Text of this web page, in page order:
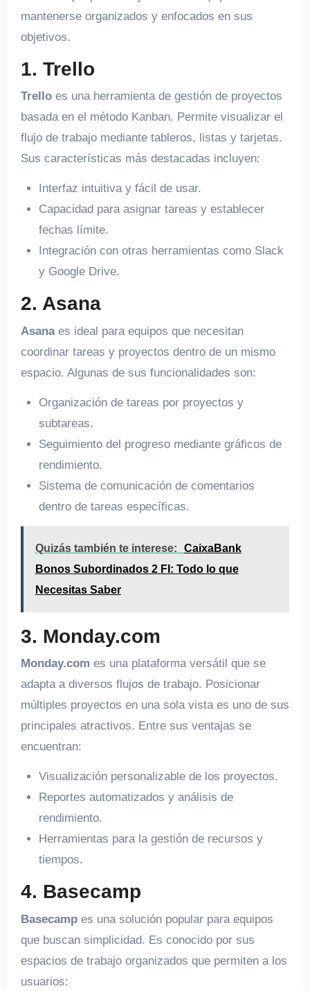
mantenerse organizados y enfocados en sus
objetivos.
1. Trello
Trelloes una herramienta de gestión de proyectos
basada en el método Kanban. Permite visualizar el
flujo de trabajo mediante tableros, listas y tarjetas.
Sus características más destacadas incluyen:
Interfaz intuitiva y fácil de usar.
Capacidad para asignar tareas y establecer
fechas límite.
Integración con otras herramientas como Slack
y Google Drive.
2. Asana
Asanaes ideal para equipos que necesitan
coordinar tareas y proyectos dentro de un mismo
espacio. Algunas de sus funcionalidades son:
Organización de tareas por proyectos y
subtareas.
Seguimiento del progreso mediante gráficos de
rendimiento.
Sistema de comunicación de comentarios
dentro de tareas específicas.
Quizás también te interese:
CaixaBank
Bonos Subordinados 2 FI: Todo lo que
Necesitas Saber
3. Monday.com
Monday.com es una plataforma versátil que se
adapta a diversos flujos de trabajo. Posicionar
múltiples proyectos en una sola vista es uno de sus
principales atractivos. Entre sus ventajas se
encuentran:
Visualización personalizable de los proyectos.
Reportes automatizados y análisis de
rendimiento.
Herramientas para la gestión de recursos y
tiempos.
4. Basecamp
Basecampes una solución popular para equipos
que buscan simplicidad. Es conocido por sus
espacios de trabajo organizados que permiten a los
usuarios: